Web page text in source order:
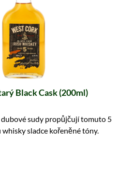
Black Cask (200ml)
sudy propůjčují tomuto 5
sladce kořeněné tóny.